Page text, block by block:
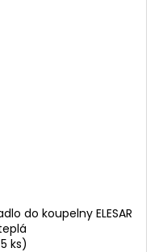
do koupelny ELESAR
ks)